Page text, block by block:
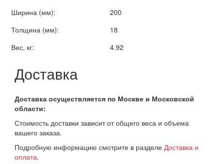
Ширина (мм):
200
Толщина (мм):
18
Вес, кг:
4.92
Доставка
Доставка осуществляется по Москве и Московской
области:
Стоимость доставки зависит от общего веса и объема
вашего заказа.
Подробную информацию смотрите в разделе Доставка и
оплата.